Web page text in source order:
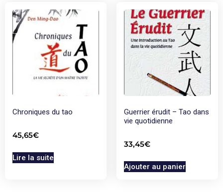
Chroniques du tao
45,65€
Lire la suite
Guerrier érudit – Tao dans
vie quotidienne
33,45€
Ajouter au panier